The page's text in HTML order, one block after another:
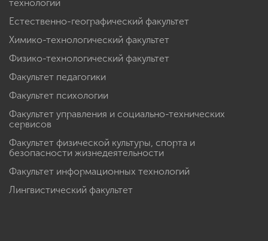
технологий
Естественно-географический факультет
Химико-технологический факультет
Физико-технологический факультет
Факультет педагогики
Факультет психологии
Факультет управления и социально-технических
сервисов
Факультет физической культуры, спорта и
безопасности жизнедеятельности
Факультет информационных технологий
Лингвистический факультет